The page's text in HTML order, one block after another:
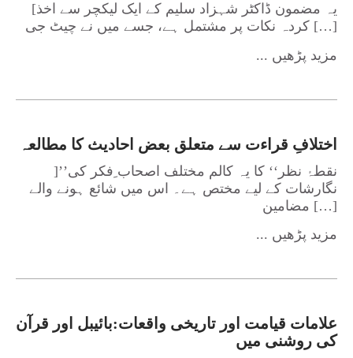
[یہ مضمون ڈاکٹر شہزاد سلیم کے ایک لیکچر سے اخذ
کردہ نکات پر مشتمل ہے، جسے میں نے چیٹ جی […]
... مزید پڑھیں
اختلافِ قراءت سے متعلق بعض احادیث کا مطالعہ
]’’نقطۂ نظر‘‘ کا یہ کالم مختلف اصحاب ِفکر کی
نگارشات کے لیے مختص ہے۔ اس میں شائع ہونے والے
مضامین […]
... مزید پڑھیں
علامات قیامت اور تاریخی واقعات:بائیبل اور قرآن
کی روشنی میں